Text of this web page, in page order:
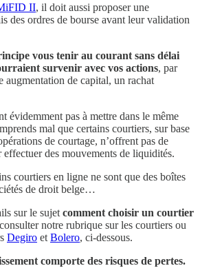
II, il doit aussi proposer une
des ordres de bourse avant leur validation
vous tenir au courant sans délai
survenir avec vos actions, par
augmentation de capital, un rachat
évidemment pas à mettre dans le même
mal que certains courtiers, sur base
de courtage, n’offrent pas de
des mouvements de liquidités.
courtiers en ligne ne sont que des boîtes
de droit belge…
sur le sujet comment choisir un courtier
notre rubrique sur les courtiers ou
Degiro et Bolero, ci-dessous.
comporte des risques de pertes.